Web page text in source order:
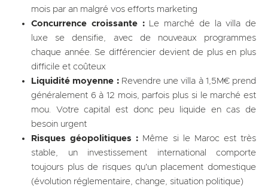
mois par an malgré vos efforts marketing
Concurrence croissante :Le marché de la villa de
luxe se densifie, avec de nouveaux programmes
chaque année. Se différencier devient de plus en plus
difficile et coûteux
Liquidité moyenne :Revendre une villa à 1,5M€ prend
généralement 6 à 12 mois, parfois plus si le marché est
mou. Votre capital est donc peu liquide en cas de
besoin urgent
Risques géopolitiques : Même si le Maroc est très
stable, un investissement international comporte
toujours plus de risques qu'un placement domestique
(évolution réglementaire, change, situation politique)